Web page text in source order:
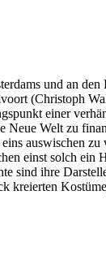
und an den
(Christoph
einer
Welt zu
auswischen
einst solch ein
sind ihre
kreierten